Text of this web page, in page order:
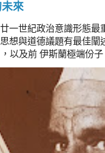
來
一世紀政治意識形態
想與道德議題有最佳
以及前 伊斯蘭極端份